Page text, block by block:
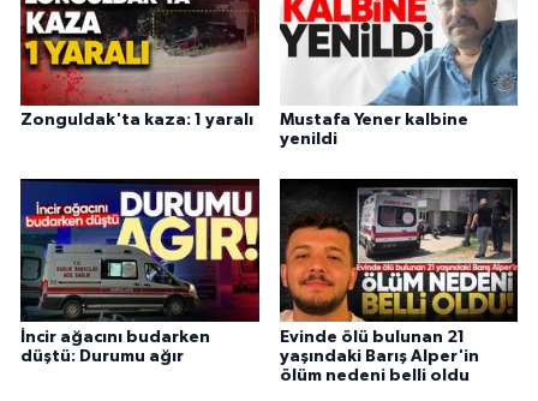
Zonguldak'ta kaza: 1 yaralı
Mustafa Yener kalbine
yenildi
İncir ağacını budarken
düştü: Durumu ağır
Evinde ölü bulunan 21
yaşındaki Barış Alper'in
ölüm nedeni belli oldu